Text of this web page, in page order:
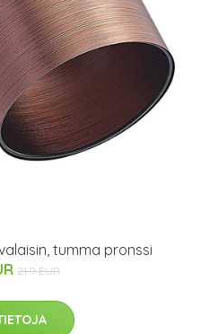
tumma pronssi
21.9 EUR